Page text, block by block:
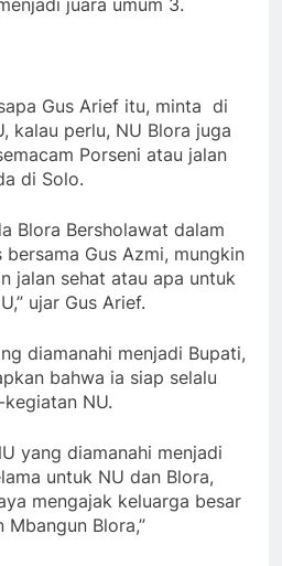
juara umum 3.
Gus Arief itu, minta di
kalau perlu, NU Blora juga
Porseni atau jalan
di Solo.
Blora Bersholawat dalam
bersama Gus Azmi, mungkin
jalan sehat atau apa untuk
ujar Gus Arief.
diamanahi menjadi Bupati,
bahwa ia siap selalu
NU.
yang diamanahi menjadi
untuk NU dan Blora,
mengajak keluarga besar
Mbangun Blora,”